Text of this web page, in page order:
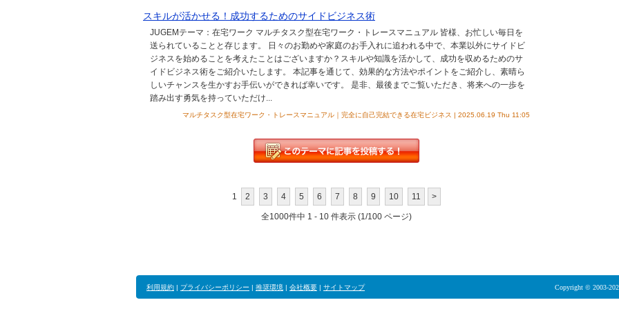
スキルが活かせる！成功するためのサイドビジネス術
JUGEMテーマ：在宅ワーク マルチタスク型在宅ワーク・トレースマニュアル 皆様、お忙しい毎日を
送られていることと存じます。 日々のお勤めや家庭のお手入れに追われる中で、本業以外にサイドビ
ジネスを始めることを考えたことはございますか？スキルや知識を活かして、成功を収めるためのサ
イドビジネス術をご紹介いたします。 本記事を通じて、効果的な方法やポイントをご紹介し、素晴ら
しいチャンスを生かすお手伝いができれば幸いです。 是非、最後までご覧いただき、将来への一歩を
踏み出す勇気を持っていただけ...
マルチタスク型在宅ワーク・トレースマニュアル｜完全に自己完結できる在宅ビジネス | 2025.06.19 Thu 11:05
1 2 3 4 5 6 7 8 9 10 11 >
全1000件中 1 - 10 件表示 (1/100 ページ)
利用規約 | プライバシーポリシー | 推奨環境 | 会社概要 | サイトマップ Copyright © 2003-